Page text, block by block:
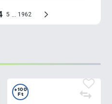
+100
Ft